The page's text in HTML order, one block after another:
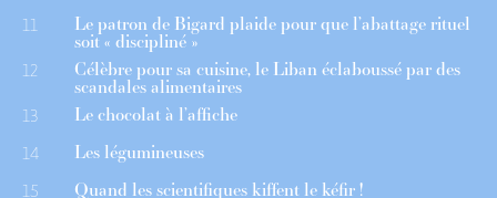
11 Le patron de Bigard plaide pour que l’abattage rituel
soit « discipliné »
12 Célèbre pour sa cuisine, le Liban éclaboussé par des
scandales alimentaires
13 Le chocolat à l’affiche
14 Les légumineuses
15 Quand les scientifiques kiffent le kéfir !